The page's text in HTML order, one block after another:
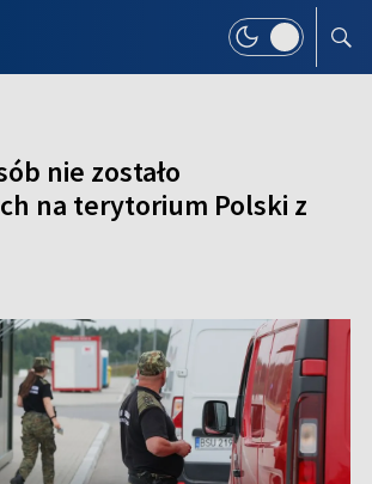
nie zostało
na terytorium Polski z